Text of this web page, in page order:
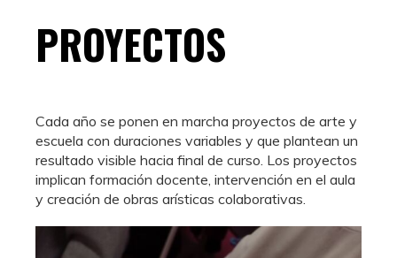
PROYECTOS
Cada año se ponen en marcha proyectos de arte y
escuela con duraciones variables y que plantean un
resultado visible hacia final de curso. Los proyectos
implican formación docente, intervención en el aula
y creación de obras arísticas colaborativas.